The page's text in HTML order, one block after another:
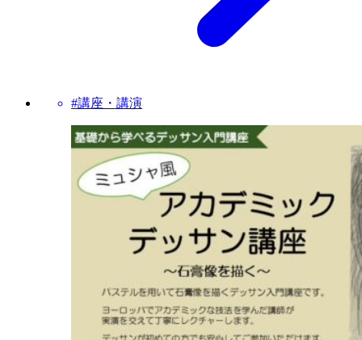
#講座・講演